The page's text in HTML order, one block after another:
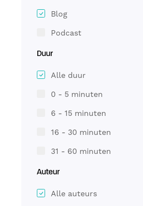
Blog
Podcast
Duur
Alle duur
0 - 5 minuten
6 - 15 minuten
16 - 30 minuten
31 - 60 minuten
Auteur
Alle auteurs